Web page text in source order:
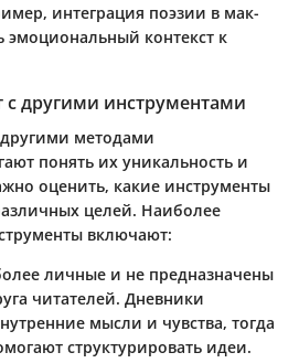
интеграция поэзии в мак-
эмоциональный контекст к
с другими инструментами
методами
понять их уникальность и
оценить, какие инструменты
целей. Наиболее
включают:
личные и не предназначены
читателей. Дневники
мысли и чувства, тогда
структурировать идеи.